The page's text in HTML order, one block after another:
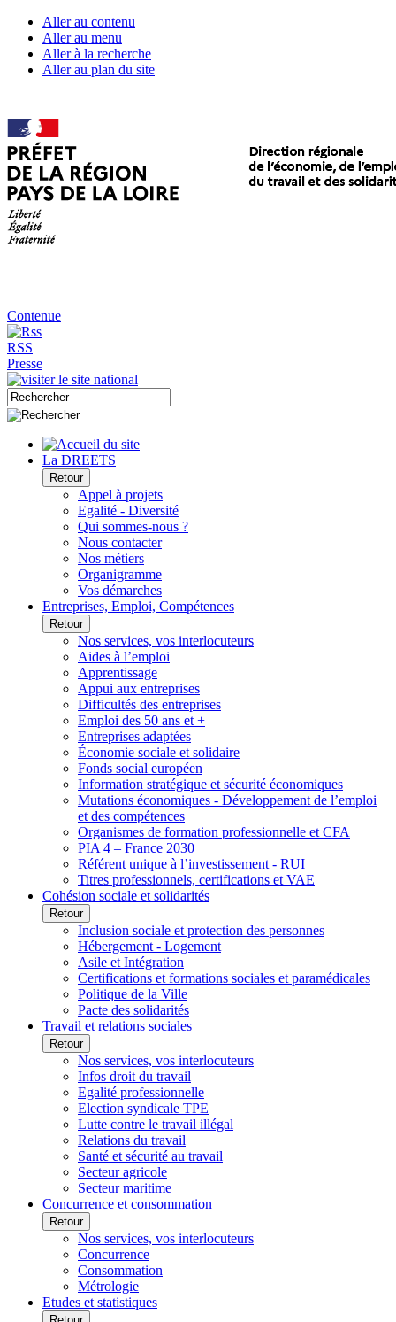
Aller au contenu
Aller au menu
Aller à la recherche
Aller au plan du site
Contenue
RSS
Presse
La DREETS
Retour
Appel à projets
Egalité - Diversité
Qui sommes-nous ?
Nous contacter
Nos métiers
Organigramme
Vos démarches
Entreprises, Emploi, Compétences
Retour
Nos services, vos interlocuteurs
Aides à l’emploi
Apprentissage
Appui aux entreprises
Difficultés des entreprises
Emploi des 50 ans et +
Entreprises adaptées
Économie sociale et solidaire
Fonds social européen
Information stratégique et sécurité économiques
Mutations économiques - Développement de l’emploi
et des compétences
Organismes de formation professionnelle et CFA
PIA 4 – France 2030
Référent unique à l’investissement - RUI
Titres professionnels, certifications et VAE
Cohésion sociale et solidarités
Retour
Inclusion sociale et protection des personnes
Hébergement - Logement
Asile et Intégration
Certifications et formations sociales et paramédicales
Politique de la Ville
Pacte des solidarités
Travail et relations sociales
Retour
Nos services, vos interlocuteurs
Infos droit du travail
Egalité professionnelle
Election syndicale TPE
Lutte contre le travail illégal
Relations du travail
Santé et sécurité au travail
Secteur agricole
Secteur maritime
Concurrence et consommation
Retour
Nos services, vos interlocuteurs
Concurrence
Consommation
Métrologie
Etudes et statistiques